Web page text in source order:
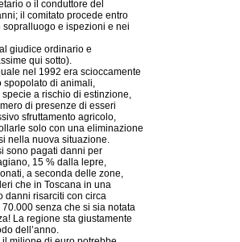
o il conduttore del
il comitato procede entro
e ispezioni e nei
giudice ordinario e
qui sotto).
nel 1992 era scioccamente
spopolato di animali,
a rischio di estinzione,
di presenze di esseri
sfruttamento agricolo,
solo con una eliminazione
nella nuova situazione.
sono pagati danni per
15 % dalla lepre,
a seconda delle zone,
che in Toscana in una
danni risarciti con circa
senza che si sia notata
La regione sta giustamente
dell’anno.